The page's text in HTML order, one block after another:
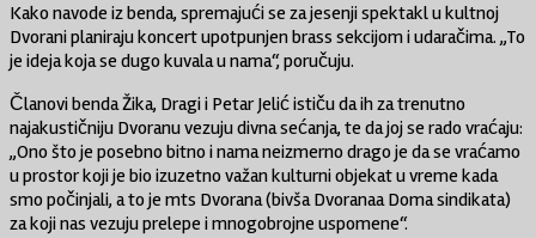
Kako navode iz benda, spremajući se za jesenji spektakl u kultnoj
Dvorani planiraju koncert upotpunjen brass sekcijom i udaračima. „To
je ideja koja se dugo kuvala u nama“, poručuju.
Članovi benda Žika, Dragi i Petar Jelić ističu da ih za trenutno
najakustičniju Dvoranu vezuju divna sećanja, te da joj se rado vraćaju:
„Ono što je posebno bitno i nama neizmerno drago je da se vraćamo
u prostor koji je bio izuzetno važan kulturni objekat u vreme kada
smo počinjali, a to je mts Dvorana (bivša Dvoranaa Doma sindikata)
za koji nas vezuju prelepe i mnogobrojne uspomene“.